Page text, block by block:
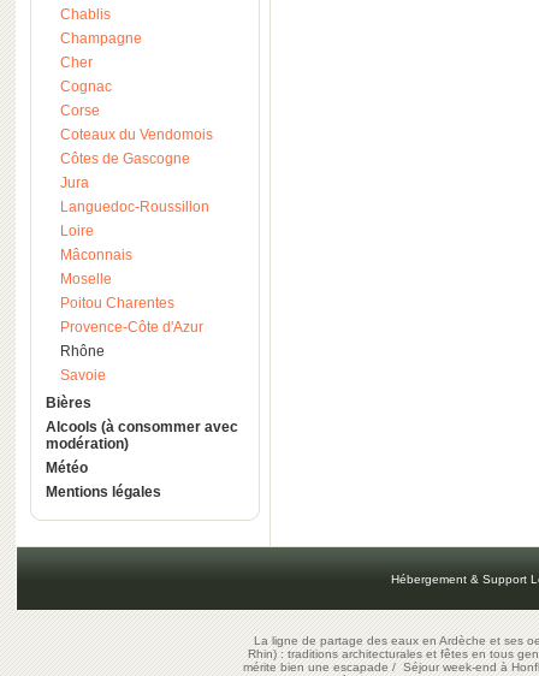
Chablis
Champagne
Cher
Cognac
Corse
Coteaux du Vendomois
Côtes de Gascogne
Jura
Languedoc-Roussillon
Loire
Mâconnais
Moselle
Poitou Charentes
Provence-Côte d'Azur
Rhône
Savoie
Bières
Alcools (à consommer avec
modération)
Météo
Mentions légales
Hébergement & Support
La ligne de partage des eaux en Ardèche et ses
Rhin) : traditions architecturales et fêtes en tous
mérite bien une escapade/Séjour week-end à